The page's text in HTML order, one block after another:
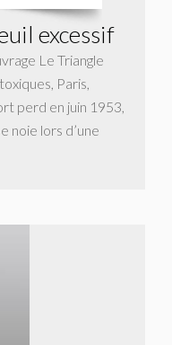
excessif
Le Triangle
Paris,
perd en juin 1953,
noie lors d’une